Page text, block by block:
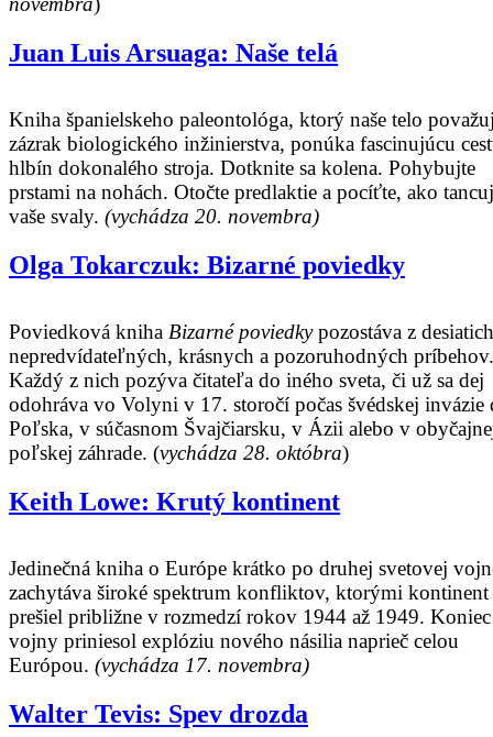
Juan Luis Arsuaga: Naše telá
Kniha španielskeho paleontológa, ktorý naše telo
zázrak biologického inžinierstva, ponúka fascinujúcu
hlbín dokonalého stroja. Dotknite sa kolena. Pohybujte
prstami na nohách. Otočte predlaktie a pocíťte, ako
vaše svaly. (vychádza 20. novembra)
Olga Tokarczuk: Bizarné poviedky
Poviedková kniha Bizarné poviedkypozostáva z desiatich
nepredvídateľných, krásnych a pozoruhodných príbehov.
Každý z nich pozýva čitateľa do iného sveta, či už sa dej
odohráva vo Volyni v 17. storočí počas švédskej invázie
Poľska, v súčasnom Švajčiarsku, v Ázii alebo v
poľskej záhrade. (vychádza 28. októbra)
Keith Lowe: Krutý kontinent
Jedinečná kniha o Európe krátko po druhej svetovej
zachytáva široké spektrum konfliktov, ktorými kontinent
prešiel približne v rozmedzí rokov 1944 až 1949. Koniec
vojny priniesol explóziu nového násilia naprieč celou
Európou. (vychádza 17. novembra)
Walter Tevis: Spev drozda